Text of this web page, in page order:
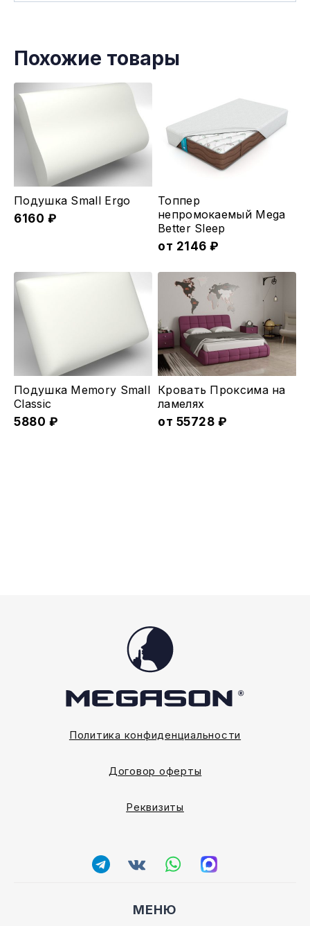
Похожие товары
Подушка Small Ergo
6160 ₽
Этот
товар
имеет
несколько
вариаций.
Опции
можно
выбрать
на
странице
Топпер
непромокаемый Mega
Better Sleep
от 2146 ₽
Подушка Memory Small
Classic
5880 ₽
Этот
товар
имеет
Кровать Проксима на
ламеляx
от 55728 ₽
Политика конфиденциальности
Договор оферты
Реквизиты
МЕНЮ